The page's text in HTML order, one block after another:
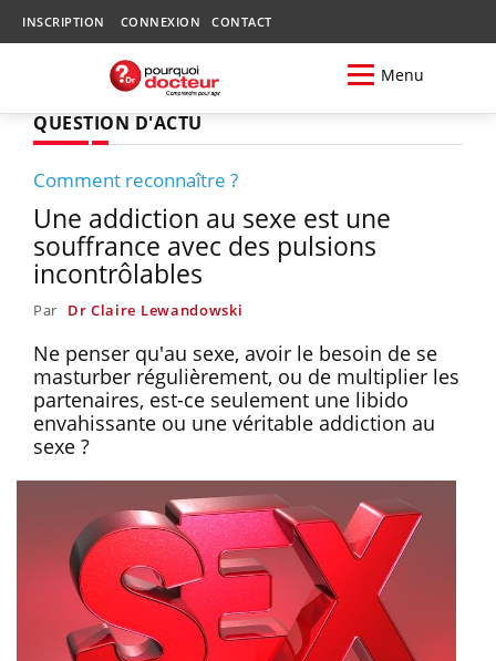
INSCRIPTION CONNEXION CONTACT
Menu
QUESTION D'ACTU
Comment reconnaître ?
Une addiction au sexe est une
souffrance avec des pulsions
incontrôlables
Par Dr Claire Lewandowski
Ne penser qu'au sexe, avoir le besoin de se
masturber régulièrement, ou de multiplier les
partenaires, est-ce seulement une libido
envahissante ou une véritable addiction au
sexe ?